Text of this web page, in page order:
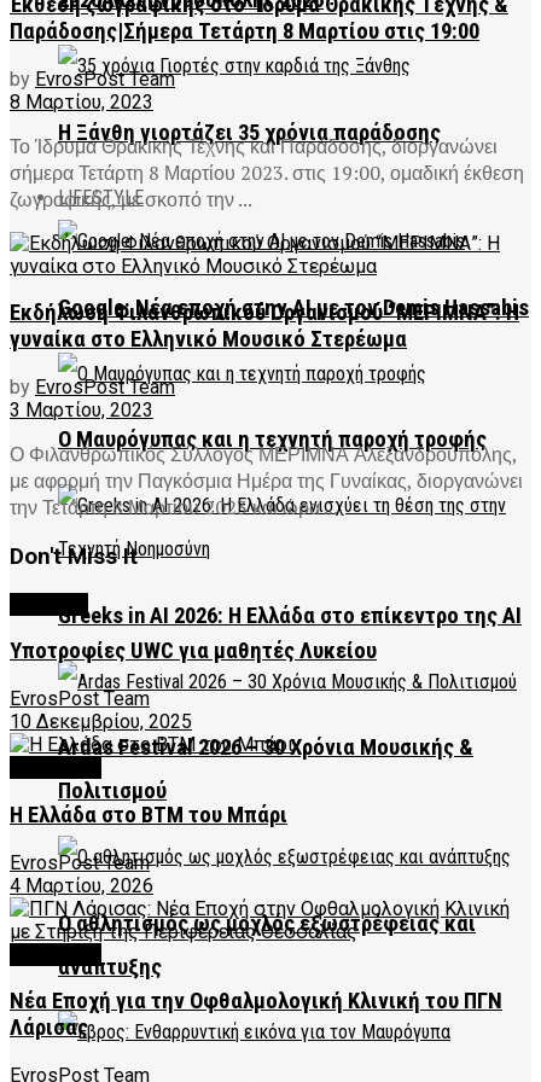
Η Ξάνθη γιορτάζει 35 χρόνια παράδοσης
LIFESTYLE
Google: Νέα εποχή στην AI με τον Demis Hassabis
Ο Μαυρόγυπας και η τεχνητή παροχή τροφής
Greeks in AI 2026: Η Ελλάδα στο επίκεντρο της AI
Ardas Festival 2026 – 30 Χρόνια Μουσικής &
Πολιτισμού
Ο αθλητισμός ως μοχλός εξωστρέφειας και
ανάπτυξης
Παράδοσης|Σήμερα Τετάρτη 8 Μαρτίου στις 19:00
by EvrosPost Team
8 Μαρτίου, 2023
Το Ίδρυμα Θρακικής Τέχνης και Παράδοσης, διοργανώνει
σήμερα Τετάρτη 8 Μαρτίου 2023. στις 19:00, ομαδική έκθεση
ζωγραφικής, με σκοπό την ...
Εκδήλωση Φιλανθρωπικού Οργανισμού “ΜΕΡΙΜΝΑ”: Η
γυναίκα στο Ελληνικό Μουσικό Στερέωμα
by EvrosPost Team
3 Μαρτίου, 2023
Ο Φιλανθρωπικός Σύλλογος ΜΕΡΙΜΝΑ Αλεξανδρούπολης,
με αφορμή την Παγκόσμια Ημέρα της Γυναίκας, διοργανώνει
την Τετάρτη 8 Μαρτίου 2023 και ώρα ...
Don't Miss It
Υποτροφίες UWC για μαθητές Λυκείου
EvrosPost Team
10 Δεκεμβρίου, 2025
Η Ελλάδα στο BTM του Μπάρι
EvrosPost Team
4 Μαρτίου, 2026
Νέα Εποχή για την Οφθαλμολογική Κλινική του ΠΓΝ
Λάρισας
EvrosPost Team